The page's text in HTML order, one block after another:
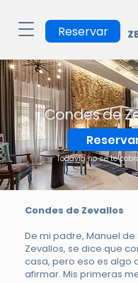
Reservar
Condes de
Todavía no se te
Condes de Zevallos
De mi padre, Manuel de
Zevallos, se dice que
casa, pero eso es algo
afirmar. Mis primeras